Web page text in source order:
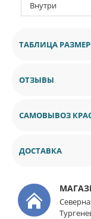
Внутри
ТАБЛИЦА
ОТЗЫВЫ
САМОВЫВОЗ
ДОСТАВКА